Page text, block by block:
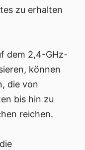
zu erhalten
dem 2,4-GHz-
können
die von
bis hin zu
reichen.